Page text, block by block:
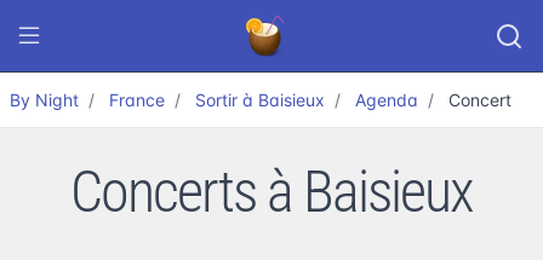
By Night France Sortir à Baisieux Agenda Concert
Concerts à Baisieux